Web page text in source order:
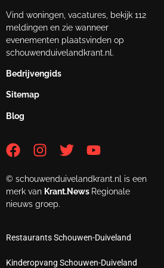
Vind woningen, vacatures, bekijk 112
meldingen en zie wanneer
evenementen plaatsvinden op
schouwenduivelandkrant.nl.
Bedrijvengids
Sitemap
Blog
© schouwenduivelandkrant.nl is een
merk van Krant.News Regionale
nieuws groep.
Restaurants Schouwen-Duiveland
Kinderopvang Schouwen-Duiveland